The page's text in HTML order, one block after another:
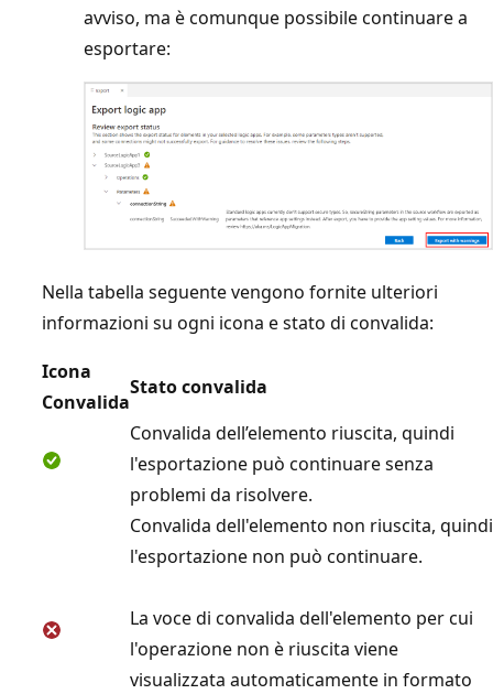
avviso, ma è comunque possibile continuare a
esportare:
Nella tabella seguente vengono fornite ulteriori
informazioni su ogni icona e stato di convalida:
Icona
Convalida
Stato convalida
Convalida dell’elemento riuscita, quindi
l'esportazione può continuare senza
problemi da risolvere.
Convalida dell'elemento non riuscita, quindi
l'esportazione non può continuare.
La voce di convalida dell'elemento per cui
l'operazione non è riuscita viene
visualizzata automaticamente in formato